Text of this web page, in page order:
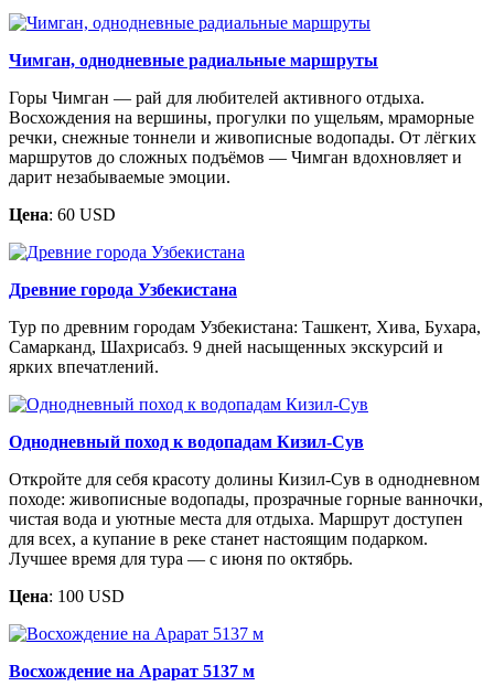
Чимган, однодневные радиальные маршруты
Горы Чимган — рай для любителей активного отдыха.
Восхождения на вершины, прогулки по ущельям, мраморные
речки, снежные тоннели и живописные водопады. От лёгких
маршрутов до сложных подъёмов — Чимган вдохновляет и
дарит незабываемые эмоции.
Цена: 60 USD
Древние города Узбекистана
Тур по древним городам Узбекистана: Ташкент, Хива, Бухара,
Самарканд, Шахрисабз. 9 дней насыщенных экскурсий и
ярких впечатлений.
Однодневный поход к водопадам Кизил-Сув
Откройте для себя красоту долины Кизил-Сув в однодневном
походе: живописные водопады, прозрачные горные ванночки,
чистая вода и уютные места для отдыха. Маршрут доступен
для всех, а купание в реке станет настоящим подарком.
Лучшее время для тура — с июня по октябрь.
Цена: 100 USD
Восхождение на Арарат 5137 м